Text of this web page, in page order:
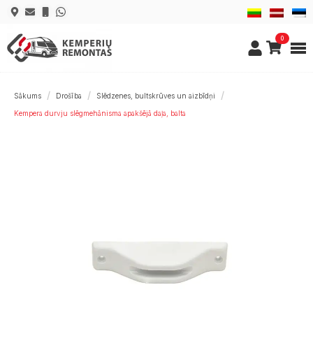
0
Sākums Drošība Slēdzenes, bultskrūves un aizbīdņi
Kempera durvju slēgmehānisma apakšējā daļa, balta